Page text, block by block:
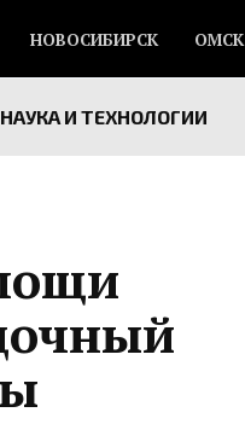
НОВОСИБИРСК ОМСК
НАУКА И ТЕХНОЛОГИИ